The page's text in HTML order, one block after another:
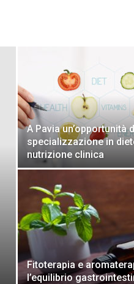
A Pavia un’opportunità
specializzazione in
nutrizione clinica
Fitoterapia e
l’equilibrio